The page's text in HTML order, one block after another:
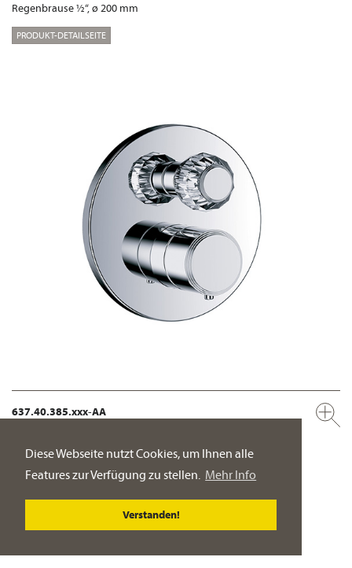
Diese Webseite nutzt Cookies, um Ihnen alle
Features zur Verfügung zu stellen. Mehr Info
Verstanden!
Regenbrause ½“, ø 200 mm
PRODUKT-DETAILSEITE
637.40.385.xxx-AA
Fertigmontageset ½"